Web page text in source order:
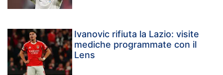
Ivanovic rifiuta la Lazio: visite
mediche programmate con il
Lens